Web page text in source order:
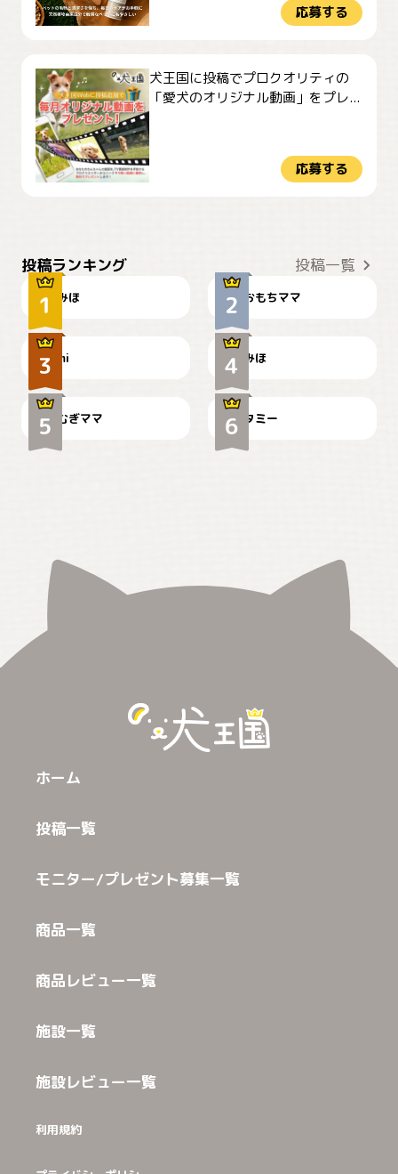
応募する
犬王国に投稿でプロクオリティの
「愛犬のオリジナル動画」をプレ...
応募する
投稿ランキング 投稿一覧
みほ おもちママ
可愛い？
mi
見てるぞぉ
みほ
🌻とむぎ！
むぎママ
ドーベルマンのお友達邸に
て
タミー
ホーム
投稿一覧
モニター/プレゼント募集一覧
商品一覧
商品レビュー一覧
施設一覧
施設レビュー一覧
利用規約